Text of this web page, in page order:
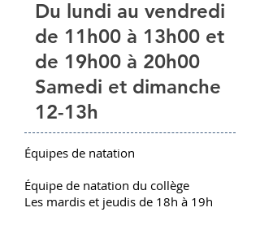
Du lundi au vendredi
de 11h00 à 13h00 et
de 19h00 à 20h00
Samedi et dimanche
12-13h
Équipes de natation
Équipe de natation du collège
Les mardis et jeudis de 18h à 19h